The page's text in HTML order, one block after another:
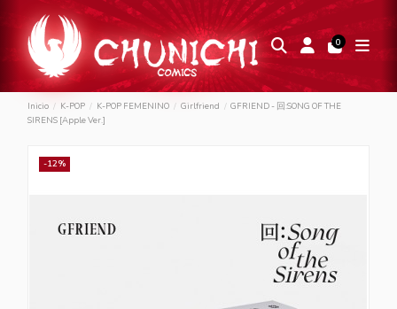
0
Inicio K-POP K-POP FEMENINO Girlfriend
GFRIEND - 回:SONG OF THE
SIRENS [Apple Ver.]
-12%